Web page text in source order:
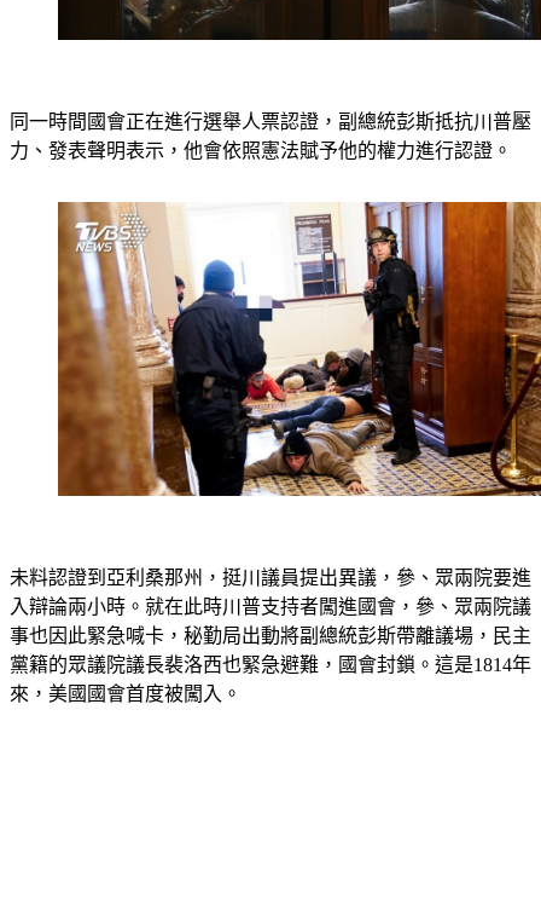
同一時間國會正在進行選舉人票認證，副總統彭斯抵抗川普壓
未料認證到亞利桑那州，挺川議員提出異議，參、眾兩院要進
入辯論兩小時。就在此時川普支持者闖進國會，參、眾兩院議
事也因此緊急喊卡，秘勤局出動將副總統彭斯帶離議場，民主
黨籍的眾議院議長裴洛西也緊急避難，國會封鎖。這是1814年